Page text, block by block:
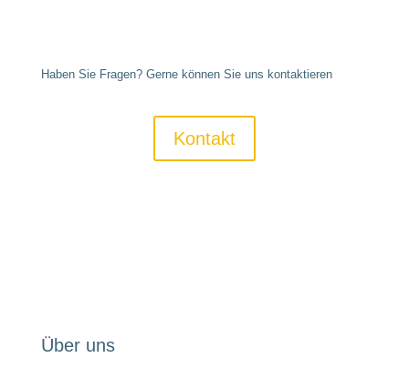
Haben Sie Fragen? Gerne können Sie uns kontaktieren
Kontakt
Über uns